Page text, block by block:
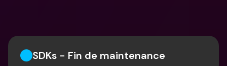
SDKs - Fin de maintenance